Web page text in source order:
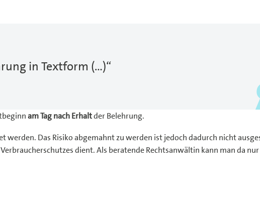
in Textform (…)“
am Tag nach Erhaltder Belehrung.
werden. Das Risiko abgemahnt zu werden ist jedoch dadurch nicht
dient. Als beratende Rechtsanwältin kann man da